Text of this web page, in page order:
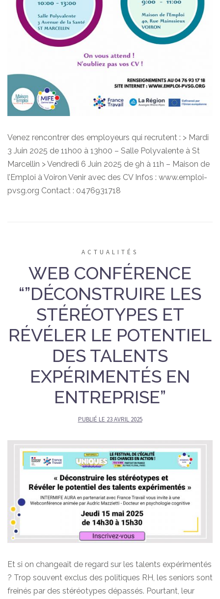
Venez rencontrer des employeurs qui recrutent : > Mardi
3 Juin 2025 de 11h00 à 13h00 – Salle Polyvalente à St
Marcellin > Vendredi 6 Juin 2025 de 9h à 11h – Maison de
l’Emploi à Voiron Venir avec des CV Infos : www.emploi-
pvsg.org Contact : 0476931718
ACTUALITÉS
WEB CONFÉRENCE
“”DÉCONSTRUIRE LES
STÉRÉOTYPES ET
RÉVÉLER LE POTENTIEL
DES TALENTS
EXPÉRIMENTÉS EN
ENTREPRISE”
PUBLIÉ LE 23 AVRIL 2025
Et si on changeait de regard sur les talents expérimentés
? Trop souvent exclus des politiques RH, les seniors sont
freinés par des stéréotypes dépassés. Pourtant, leur